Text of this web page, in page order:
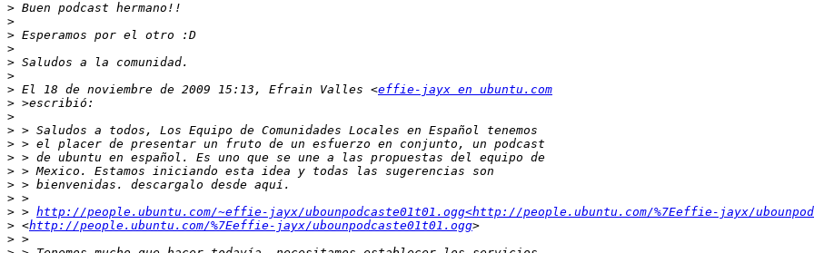
>
>
>
>
>
>
> El 18 de noviembre de 2009 15:13, Efrain Valles <effie-jayx en ubuntu.com
>
>
>
>
>
>
>
>
> > http://people.ubuntu.com/~effie-jayx/ubounpodcaste01t01.ogg<http://people.ubuntu.com/%7Eeffie-jayx/
> <http://people.ubuntu.com/%7Eeffie-jayx/ubounpodcaste01t01.ogg
>